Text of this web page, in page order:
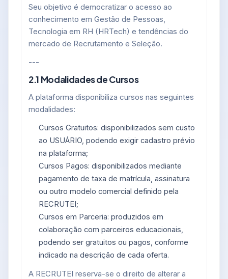
Seu objetivo é democratizar o acesso ao
conhecimento em Gestão de Pessoas,
Tecnologia em RH (HRTech) e tendências do
mercado de Recrutamento e Seleção.
---
2.1 Modalidades de Cursos
A plataforma disponibiliza cursos nas seguintes
modalidades:
Cursos Gratuitos: disponibilizados sem custo
ao USUÁRIO, podendo exigir cadastro prévio
na plataforma;
Cursos Pagos: disponibilizados mediante
pagamento de taxa de matrícula, assinatura
ou outro modelo comercial definido pela
RECRUTEI;
Cursos em Parceria: produzidos em
colaboração com parceiros educacionais,
podendo ser gratuitos ou pagos, conforme
indicado na descrição de cada oferta.
A RECRUTEI reserva-se o direito de alterar a